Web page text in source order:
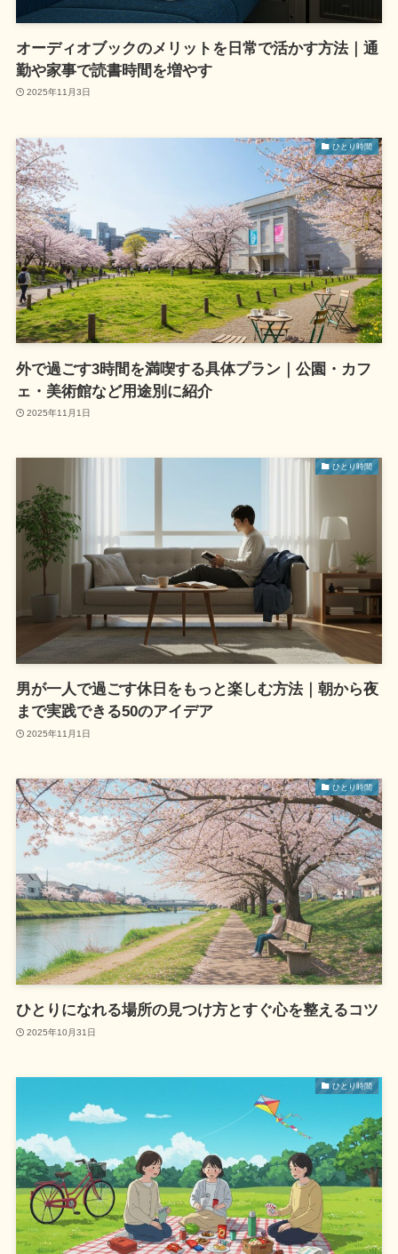
オーディオブックのメリットを日常で活かす方法｜通
勤や家事で読書時間を増やす
2025年11月3日
ひとり時間
外で過ごす3時間を満喫する具体プラン｜公園・カフ
ェ・美術館など用途別に紹介
2025年11月1日
ひとり時間
男が一人で過ごす休日をもっと楽しむ方法｜朝から夜
まで実践できる50のアイデア
2025年11月1日
ひとり時間
ひとりになれる場所の見つけ方とすぐ心を整えるコツ
2025年10月31日
ひとり時間